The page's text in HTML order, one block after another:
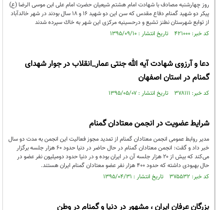
‎روز چهارشنبه مصادف با شهادت امام هشتم شیعیان حضرت امام علی ابن موسی الرضا (ع)
پیکر دو شهید گمنام دفاع مقدس که سن این دو شهید ۱۶ و ۱۸ سال بودند در شهر خالدآباد
از توابع شهرستان نطنز تشيع و درحسینیه مرکزی اين شهر به خاك سپرده شدند
کد خبر: ۴۲۱۰۰۰ تاریخ انتشار : ۱۳۹۵/۰۹/۱۰
دعا و آرزوی شهادت آیه الله جنتی عمار_انقلاب در جوار شهدای
گمنام در استان اصفهان
کد خبر: ۳۷۸۱۱۱ تاریخ انتشار : ۱۳۹۵/۰۵/۰۷
شرایط عضویت در انجمن معتادان گمنام
مدیر روابط عمومی انجمن معتادان گمنام از تمدید مجوز فعالیت این انجمن به مدت دو سال
خبر داد و گقت: انجمن معتادان گمنام در حال حاضر در دنیا حدود ۶۰ هزار جلسه برگزار
می‌کند که بیش از ۲۰ هزار جلسه آن در ایران بوده و در دنیا حدود دومیلیون نفر عضو در
حال بهبودی داشته که حدود ۴۰۰ هزار نفر عضو معتادان گمنام ایران هستند.
کد خبر: ۳۷۵۵۳۲ تاریخ انتشار : ۱۳۹۵/۰۴/۳۱
بزرگان عرفان ایران ، مشهور در دنیا و گمنام در وطن